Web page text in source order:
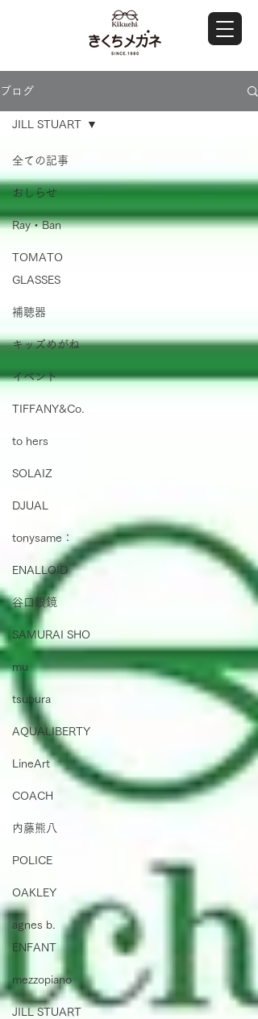
ブログ
全ての記事
おしらせ
Ray・Ban
TOMATO
GLASSES
補聴器
キッズめがね
イベント
TIFFANY&Co.
to hers
SOLAIZ
DJUAL
tonysame：
ENALLOID
谷口眼鏡
SAMURAI SHO
mu
tsubura
AQUALIBERTY
LineArt
COACH
内藤熊八
POLICE
OAKLEY
agnes b.
ENFANT
mezzopiano
JILL STUART
JILL STUART